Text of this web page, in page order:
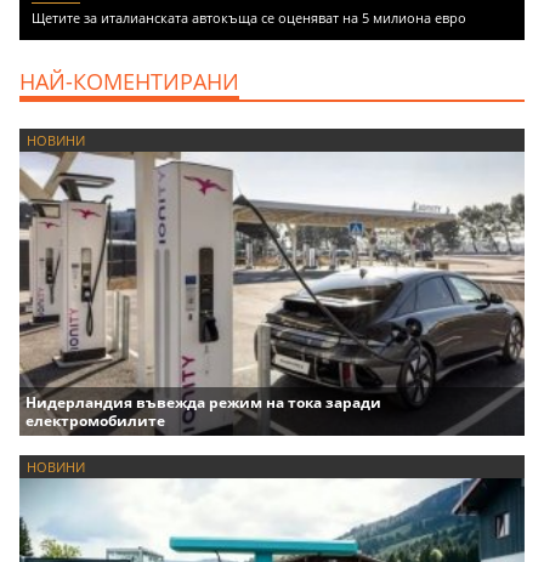
Щетите за италианската автокъща се оценяват на 5 милиона евро
НАЙ-КОМЕНТИРАНИ
НОВИНИ
Нидерландия въвежда режим на тока заради
електромобилите
НОВИНИ